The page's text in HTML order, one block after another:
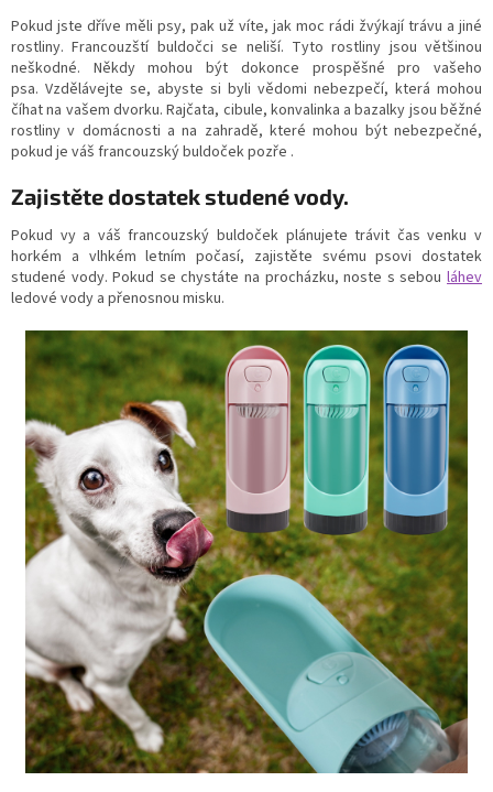
Pokud jste dříve měli psy, pak už víte, jak moc rádi žvýkají trávu a jiné
rostliny. Francouzští buldočci se neliší. Tyto rostliny jsou většinou
neškodné. Někdy mohou být dokonce prospěšné pro vašeho
psa. Vzdělávejte se, abyste si byli vědomi nebezpečí, která mohou
číhat na vašem dvorku. Rajčata, cibule, konvalinka a bazalky jsou běžné
rostliny v domácnosti a na zahradě, které mohou být nebezpečné,
pokud je váš francouzský buldoček pozře .
Zajistěte dostatek studené vody.
Pokud vy a váš francouzský buldoček plánujete trávit čas venku v
horkém a vlhkém letním počasí, zajistěte svému psovi dostatek
studené vody. Pokud se chystáte na procházku, noste s sebouláhev
ledové vody a přenosnou misku.